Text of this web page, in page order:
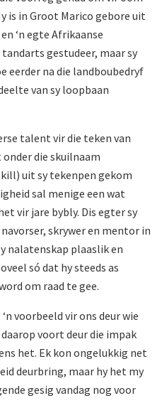
is in Groot Marico gebore uit
‘n egte Afrikaanse
tandarts gestudeer, maar sy
eerder na die landboubedryf
van sy loopbaan
talent vir die teken van
die skuilnaam
uit sy tekenpen gekom
sal menige een wat
vir jare bybly. Dis egter sy
skrywer en mentor in
nalatenskap plaaslik en
só dat hy steeds as
om raad te gee.
voorbeeld vir ons deur wie
daarop voort deur die impak
het. Ek kon ongelukkig net
deurbring, maar hy het my
gesig vandag nog voor